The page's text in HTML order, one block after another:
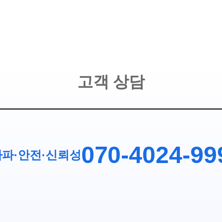
고객 상담
·안전·신뢰성070-4024-